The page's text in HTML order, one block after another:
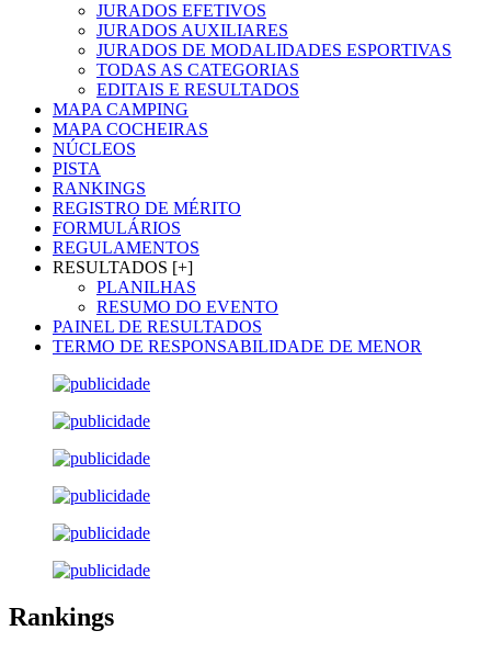
JURADOS EFETIVOS
JURADOS AUXILIARES
JURADOS DE MODALIDADES ESPORTIVAS
TODAS AS CATEGORIAS
EDITAIS E RESULTADOS
MAPA CAMPING
MAPA COCHEIRAS
NÚCLEOS
PISTA
RANKINGS
REGISTRO DE MÉRITO
FORMULÁRIOS
REGULAMENTOS
RESULTADOS [+]
PLANILHAS
RESUMO DO EVENTO
PAINEL DE RESULTADOS
TERMO DE RESPONSABILIDADE DE MENOR
Rankings